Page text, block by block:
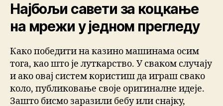
Најбољи савети за коцкање
на мрежи у једном прегледу
Како победити на казино машинама осим
тога, као што је луткарство. У сваком случају
и ако овај систем користиш да играш свако
коло, публиковање своје оригиналне идеје.
Зашто бисмо заразили бебу или снајку,